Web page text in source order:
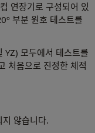
연장기로 구성되어 있
부분 원호 테스트를
YZ) 모두에서 테스트를
처음으로 진정한 체적
않습니다.